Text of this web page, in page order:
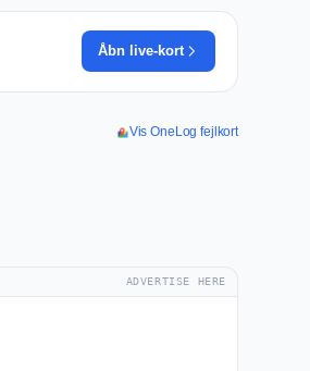
Åbn live-kort
Vis OneLog fejlkort
ADVERTISE HERE